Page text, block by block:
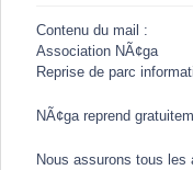
Contenu du mail :
Association NÃ¢ga
Reprise de parc
NÃ¢ga reprend
Nous assurons tous les